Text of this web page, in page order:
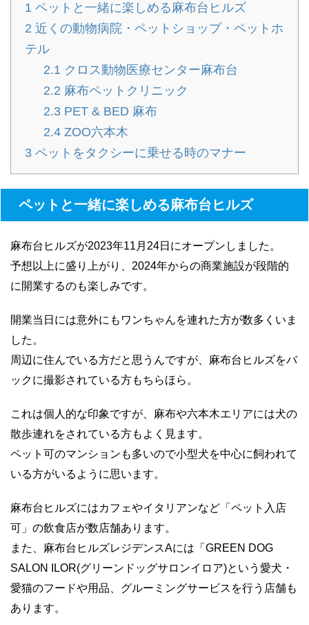
1 ペットと一緒に楽しめる麻布台ヒルズ
2 近くの動物病院・ペットショップ・ペットホ
テル
2.1 クロス動物医療センター麻布台
2.2 麻布ペットクリニック
2.3 PET & BED 麻布
2.4 ZOO六本木
3 ペットをタクシーに乗せる時のマナー
ペットと一緒に楽しめる麻布台ヒルズ
麻布台ヒルズが2023年11月24日にオープンしました。
予想以上に盛り上がり、2024年からの商業施設が段階的
に開業するのも楽しみです。
開業当日には意外にもワンちゃんを連れた方が数多くいま
した。
周辺に住んでいる方だと思うんですが、麻布台ヒルズをバ
ックに撮影されている方もちらほら。
これは個人的な印象ですが、麻布や六本木エリアには犬の
散歩連れをされている方もよく見ます。
ペット可のマンションも多いので小型犬を中心に飼われて
いる方がいるように思います。
麻布台ヒルズにはカフェやイタリアンなど「ペット入店
可」の飲食店が数店舗あります。
また、麻布台ヒルズレジデンスAには「GREEN DOG
SALON ILOR(グリーンドッグサロンイロア)という愛犬・
愛猫のフードや用品、グルーミングサービスを行う店舗も
あります。